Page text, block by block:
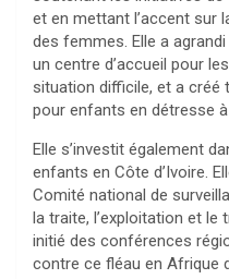
et en mettant l’accent sur
des femmes. Elle a
un centre d’accueil pour
situation difficile, et a créé
pour enfants en détresse
Elle s’investit également
enfants en Côte d’Ivoire.
Comité national de
la traite, l’exploitation et le
initié des conférences
contre ce fléau en Afrique